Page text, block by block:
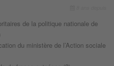
de la politique nationale de
du ministère de l’Action sociale